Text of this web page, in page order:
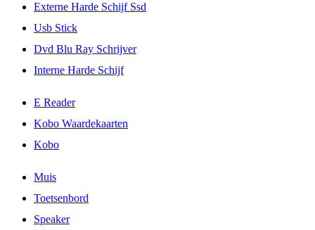
Externe Harde Schijf Ssd
Usb Stick
Dvd Blu Ray Schrijver
Interne Harde Schijf
E Reader
Kobo Waardekaarten
Kobo
Muis
Toetsenbord
Speaker